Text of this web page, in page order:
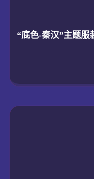
“底色-秦汉”主题服